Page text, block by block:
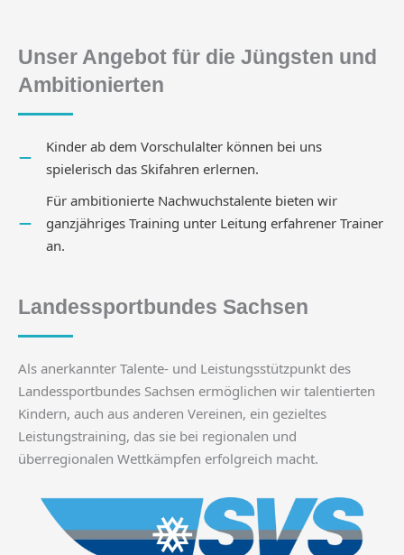
Unser Angebot für die Jüngsten und
Ambitionierten
Kinder ab dem Vorschulalter können bei uns
spielerisch das Skifahren erlernen.
Für ambitionierte Nachwuchstalente bieten wir
ganzjähriges Training unter Leitung erfahrener Trainer
an.
Landessportbundes Sachsen
Als anerkannter Talente- und Leistungsstützpunkt des
Landessportbundes Sachsen ermöglichen wir talentierten
Kindern, auch aus anderen Vereinen, ein gezieltes
Leistungstraining, das sie bei regionalen und
überregionalen Wettkämpfen erfolgreich macht.